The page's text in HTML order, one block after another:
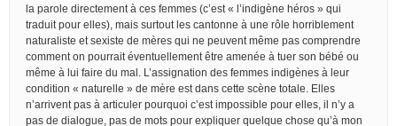
la parole directement à ces femmes (c’est « l’indigène héros » qui
traduit pour elles), mais surtout les cantonne à une rôle horriblement
naturaliste et sexiste de mères qui ne peuvent même pas comprendre
comment on pourrait éventuellement être amenée à tuer son bébé ou
même à lui faire du mal. L’assignation des femmes indigènes à leur
condition « naturelle » de mère est dans cette scène totale. Elles
n’arrivent pas à articuler pourquoi c’est impossible pour elles, il n’y a
pas de dialogue, pas de mots pour expliquer quelque chose qu’à mon